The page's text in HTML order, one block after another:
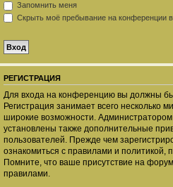
Запомнить меня
Скрыть моё пребывание на конференции в
РЕГИСТРАЦИЯ
Для входа на конференцию вы должны
Регистрация занимает всего несколько
широкие возможности.
установлены также дополнительные
пользователей. Прежде чем
ознакомиться с правилами и политикой,
Помните, что ваше присутствие на
правилами.